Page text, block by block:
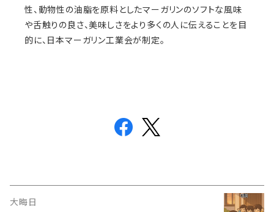
性、動物性の油脂を原料としたマーガリンのソフトな風味
や舌触りの良さ、美味しさをより多くの人に伝えることを目
的に、日本マーガリン工業会が制定。
大晦日